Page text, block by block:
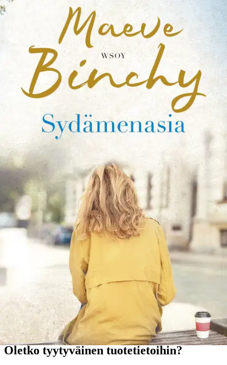
Tuotekuvaus
Sydänkohtauksia irlantilaiseen tapaan. Rakastetun bestseller-
kirjailijan hyvän mielen klassikkokirja lääkäriklinikan
suhdesolmuista. Tohtori Clara Casey on saanut uuden dublinilaisen
sydänklinikan johdettavakseen, mutta luvassa on muutakin kuin
rahoitusvaikeuksien ratkomista. Tyttäret aiheuttavat huolia, eikä
suhde ex-mieheen ole helppo. Klinikan henkilökunta on kuitenkin
hyvä parantamaan monenlaisia sydänvaivoja.Kun kuvaan astuu
komea apteekkari Peter, Claran täytyy pohtia, mitä hänen oma
sydämensä kestää. * ”Naisten kirjallisuutta nykypäivän Jane
Austenin hengessä.” The Standard-Times ”Pitkän viikon, pitkän
talven ja pitkän laman jälkeen Sydämenasiaon juuri sitä, mitä
tarvitsemme.” Star Tribune ”Hyväsydäminen ja viihdyttävä.” The
Washington Post “Vain pahin mielensäpahoittaja voisi vastustaa tätä
hilpeää, takkatulen ääressä luettavaa turvakirjaa.” Kirkus Reviews
Maeve Binchy (1940-2012) tuli tunnetuksi kautta maailman
erityisesti irlantilaisen elämänmenon ja luonteenlaadun
lämminhenkisenä kuvaajana. Hänen romaanejaan on käännetty yli
30 kielelle ja myyty yli 40 miljoonaa kappaletta. Binchy kuvaa
viihdyttävällä tavalla, sentimentaalisuuteen sortumatta, esimerkiksi
maalais- ja kaupunkilaiselämää ja Irlannin dramaattista
lähimenneisyyttä.
tuotekuvausta
Ominaisuudet
Oletko tyytyväinen tuotetietoihin?